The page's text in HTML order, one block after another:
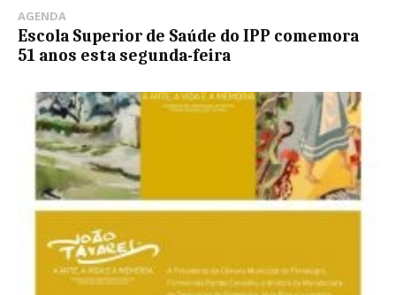
AGENDA
Escola Superior de Saúde do IPP comemora
51 anos esta segunda-feira